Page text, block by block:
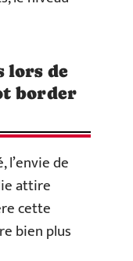
lors de
border
l’envie de
attire
cette
bien plus